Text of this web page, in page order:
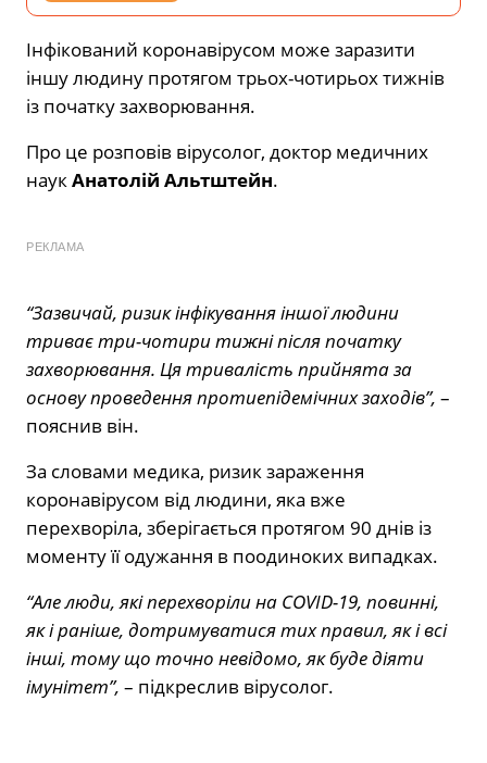
Інфікований коронавірусом може заразити
іншу людину протягом трьох-чотирьох тижнів
із початку захворювання.
Про це розповів вірусолог, доктор медичних
наукАнатолій Альтштейн.
РЕКЛАМА
“Зазвичай, ризик інфікування іншої людини
триває три-чотири тижні після початку
захворювання. Ця тривалість прийнята за
основу проведення протиепідемічних заходів”, –
пояснив він.
За словами медика, ризик зараження
коронавірусом від людини, яка вже
перехворіла, зберігається протягом 90 днів із
моменту її одужання в поодиноких випадках.
“Але люди, які перехворіли на COVID-19, повинні,
як і раніше, дотримуватися тих правил, як і всі
інші, тому що точно невідомо, як буде діяти
імунітет”, – підкреслив вірусолог.